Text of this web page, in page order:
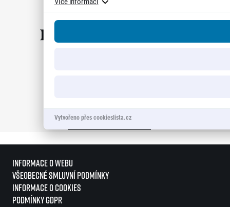
Informace o webu
Všeobecné smluvní podmínky
Informace o cookies
Podmínky GDPR
Vytvořeno přes cookieslista.cz